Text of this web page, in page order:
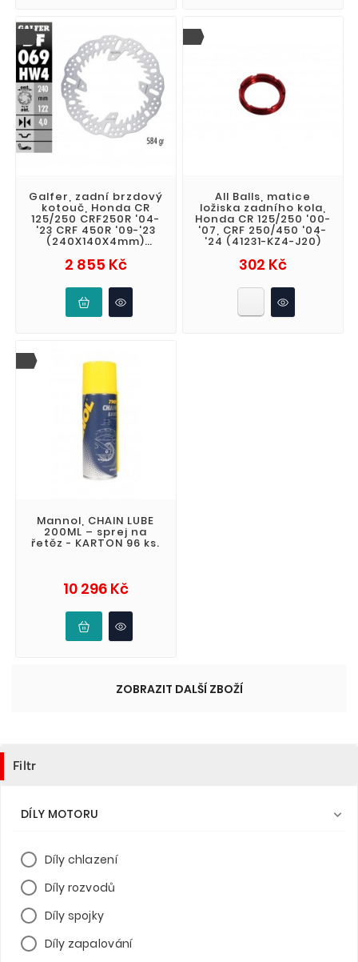
Galfer, zadní brzdový
kotouč, Honda CR
125/250 CRF250R '04-
'23 CRF 450R '09-'23
(240X140X4mm)
2 855 KčCena
All Balls, matice
ložiska zadního kola,
Honda CR 125/250 '00-
'07, CRF 250/450 '04-
'24 (41231-KZ4-J20)
302 KčCena
Mannol, CHAIN LUBE
200ML – sprej na
řetěz - KARTON 96 ks.
10 296 KčCena
ZOBRAZIT DALŠÍ ZBOŽÍ
Filtr
DÍLY MOTORU 
Díly chlazení
Díly rozvodů
Díly spojky
Díly zapalování